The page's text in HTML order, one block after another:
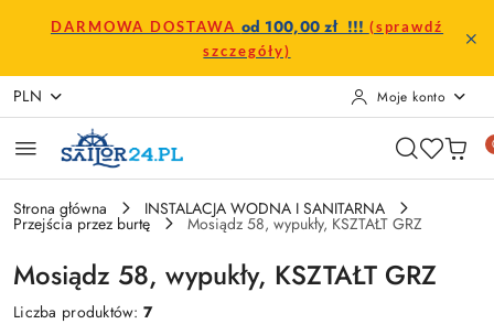
Przejdź do treści głównej
Przejdź do wyszukiwarki
Przejdź do moje konto
Przejdź do menu głównego
Przejdź do stopki
DARMOWA DOSTAWA od 100,00 zł !!! (sprawdź
szczegóły)
PLN Moje konto
Strona główna INSTALACJA WODNA I SANITARNA
Przejścia przez burtę Mosiądz 58, wypukły, KSZTAŁT GRZ
Mosiądz 58, wypukły, KSZTAŁT GRZ
Liczba produktów:7